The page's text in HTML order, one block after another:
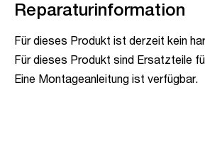
Reparaturinformation
Für dieses Produkt ist derzeit kein
Für dieses Produkt sind Ersatzteile
Eine Montageanleitung ist verfügbar.